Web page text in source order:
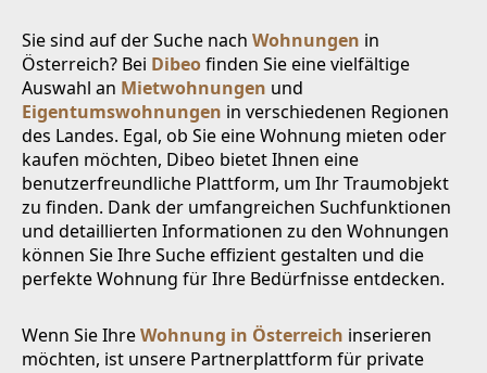
Sie sind auf der Suche nach Wohnungen in
Österreich? Bei Dibeofinden Sie eine vielfältige
Auswahl an Mietwohnungen und
Eigentumswohnungen in verschiedenen Regionen
des Landes. Egal, ob Sie eine Wohnung mieten oder
kaufen möchten, Dibeo bietet Ihnen eine
benutzerfreundliche Plattform, um Ihr Traumobjekt
zu finden. Dank der umfangreichen Suchfunktionen
und detaillierten Informationen zu den Wohnungen
können Sie Ihre Suche effizient gestalten und die
perfekte Wohnung für Ihre Bedürfnisse entdecken.
Wenn Sie IhreWohnung in Österreich inserieren
möchten, ist unsere Partnerplattform für private